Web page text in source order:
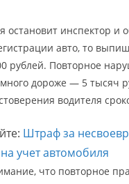
остановит инспектор и
авто, то
рублей. Повторное
дороже — 5 тысяч
водителя
Штраф за
учет автомобиля
что повторное